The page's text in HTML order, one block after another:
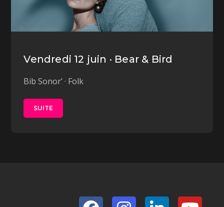
Vendredi 12 juin · Bear & Bird
Bib Sonor’ · Folk
SUITE